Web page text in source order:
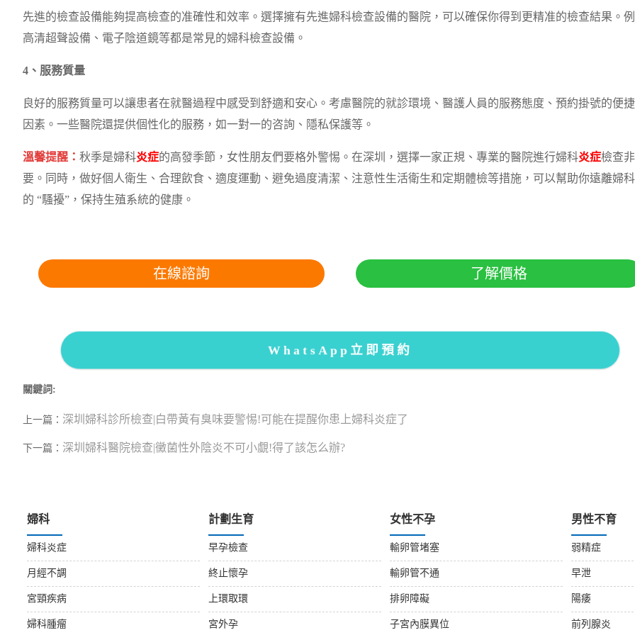
先進的檢查設備能夠提高檢查的准確性和效率。選擇擁有先進婦科檢查設備的醫院，可以確保你得到更精准的檢查結果。例
高清超聲設備、電子陰道鏡等都是常見的婦科檢查設備。
4、服務質量
良好的服務質量可以讓患者在就醫過程中感受到舒適和安心。考慮醫院的就診環境、醫護人員的服務態度、預約掛號的便
因素。一些醫院還提供個性化的服務，如一對一的咨詢、隱私保護等。
溫馨提醒： 秋季是婦科炎症的高發季節，女性朋友們要格外警惕。在深圳，選擇一家正規、專業的醫院進行婦科炎症檢查
要。同時，做好個人衛生、合理飲食、適度運動、避免過度清潔、注意性生活衛生和定期體檢等措施，可以幫助你遠離婦
的 “騷擾”，保持生殖系統的健康。
在線諮詢 了解價格
WhatsApp立即預約
關鍵詞:
上一篇： 深圳婦科診所檢查|白帶黃有臭味要警惕!可能在提醒你患上婦科炎症了
下一篇： 深圳婦科醫院檢查|黴菌性外陰炎不可小覷!得了該怎么辦?
婦科
婦科炎症
月經不調
宮頸疾病
婦科腫瘤
計劃生育
早孕檢查
終止懷孕
上環取環
宮外孕
女性不孕
輸卵管堵塞
輸卵管不通
排卵障礙
子宮內膜異位
男性不育
弱精症
早泄
陽痿
前列腺炎